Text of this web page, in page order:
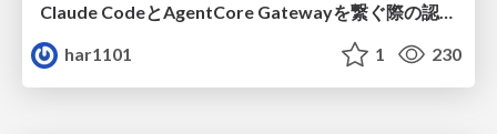
Claude CodeとAgentCore Gatewayを繋ぐ際の認証認可 / Authentication and authorization when connecting Claude Code with AgentCore Gateway
har1101
1 230